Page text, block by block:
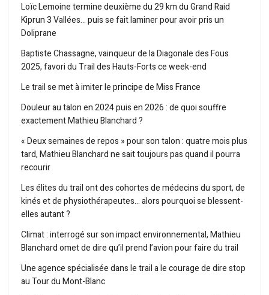
Loïc Lemoine termine deuxième du 29 km du Grand Raid
Kiprun 3 Vallées… puis se fait laminer pour avoir pris un
Doliprane
Baptiste Chassagne, vainqueur de la Diagonale des Fous
2025, favori du Trail des Hauts-Forts ce week-end
Le trail se met à imiter le principe de Miss France
Douleur au talon en 2024 puis en 2026 : de quoi souffre
exactement Mathieu Blanchard ?
« Deux semaines de repos » pour son talon : quatre mois plus
tard, Mathieu Blanchard ne sait toujours pas quand il pourra
recourir
Les élites du trail ont des cohortes de médecins du sport, de
kinés et de physiothérapeutes… alors pourquoi se blessent-
elles autant ?
Climat : interrogé sur son impact environnemental, Mathieu
Blanchard omet de dire qu’il prend l’avion pour faire du trail
Une agence spécialisée dans le trail a le courage de dire stop
au Tour du Mont-Blanc